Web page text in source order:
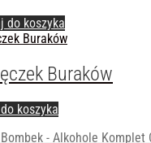
do koszyka
Buraków
koszyka
Komplet